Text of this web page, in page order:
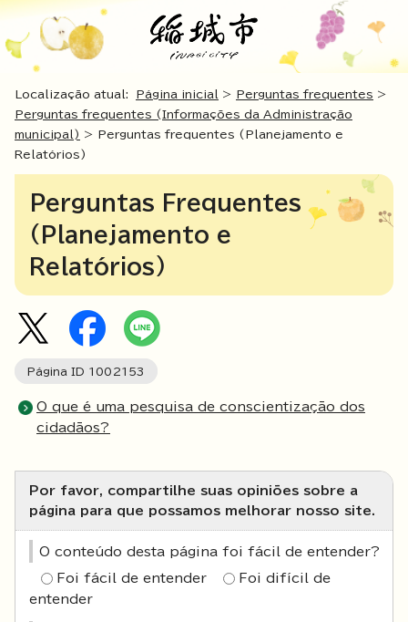
Localização atual: Página inicial > Perguntas frequentes >
Perguntas frequentes (Informações da Administração
municipal) > Perguntas frequentes (Planejamento e
Relatórios)
Perguntas Frequentes
(Planejamento e
Relatórios)
Página ID 1002153
O que é uma pesquisa de conscientização dos
cidadãos?
Por favor, compartilhe suas opiniões sobre a
página para que possamos melhorar nosso site.
O conteúdo desta página foi fácil de entender?
Foi fácil de entender
Foi difícil de
entender